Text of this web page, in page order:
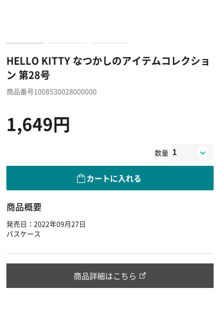
HELLO KITTY なつかしのアイテムコレクショ
ン 第28号
商品番号1008530028000000
1,649円
数量
カートに入れる
商品概要
発売日：2022年09月27日
パスケース
商品詳細はこちら